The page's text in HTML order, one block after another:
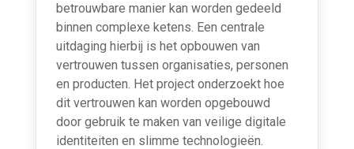
betrouwbare manier kan worden gedeeld
binnen complexe ketens. Een centrale
uitdaging hierbij is het opbouwen van
vertrouwen tussen organisaties, personen
en producten. Het project onderzoekt hoe
dit vertrouwen kan worden opgebouwd
door gebruik te maken van veilige digitale
identiteiten en slimme technologieën.